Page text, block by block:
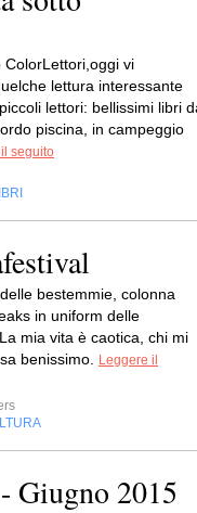
ColorLettori,oggi vi
lettura interessante
lettori: bellissimi libri
piscina, in campeggio
seguito
bestemmie, colonna
in uniform delle
mia vita è caotica, chi mi
benissimo.
Leggere il
Giugno 2015